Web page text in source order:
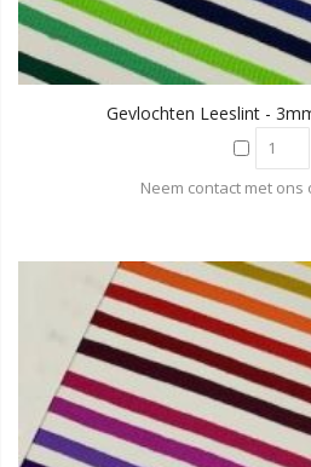
Gevlochten Leeslint -
Neem contact met ons